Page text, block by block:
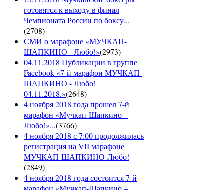
готовятся к выходу в финал
Чемпионата России по боксу...
(2708)
СМИ о марафоне «МУЧКАП-
ШАПКИНО - Любо!»(2973)
04.11.2018 Публикации в группе
Facebook «7-й марафон МУЧКАП-
ШАПКИНО - Любо!
04.11.2018.»(2648)
4 ноября 2018 года прошел 7-й
марафон «Мучкап-Шапкино –
Любо!»...(3766)
4 ноября 2018 с 7:00 продолжилась
регистрация на VII марафоне
МУЧКАП-ШАПКИНО-Любо!
(2849)
4 ноября 2018 года состоится 7-й